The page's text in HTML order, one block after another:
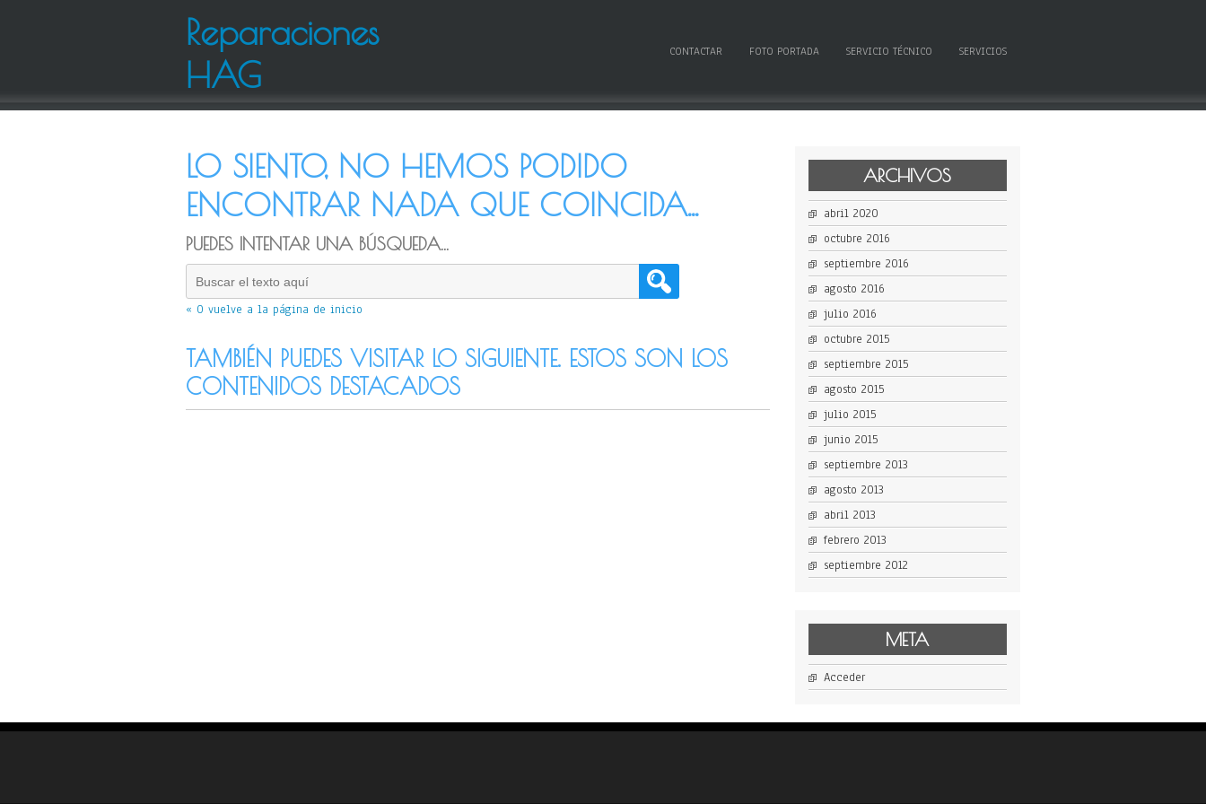
Reparaciones
HAG
CONTACTAR FOTO PORTADA SERVICIO TÉCNICO SERVICIOS
LO SIENTO, NO HEMOS PODIDO
ENCONTRAR NADA QUE COINCIDA...
PUEDES INTENTAR UNA BÚSQUEDA...
« O vuelve a la página de inicio
TAMBIÉN PUEDES VISITAR LO SIGUIENTE. ESTOS SON LOS
CONTENIDOS DESTACADOS
ARCHIVOS
abril 2020
octubre 2016
septiembre 2016
agosto 2016
julio 2016
octubre 2015
septiembre 2015
agosto 2015
julio 2015
junio 2015
septiembre 2013
agosto 2013
abril 2013
febrero 2013
septiembre 2012
META
Acceder